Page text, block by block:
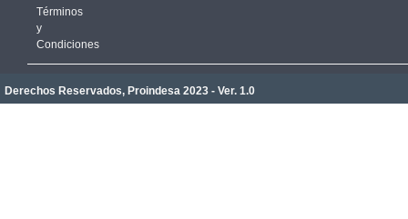
Términos
y
Condiciones
Derechos Reservados, Proindesa 2023 - Ver. 1.0